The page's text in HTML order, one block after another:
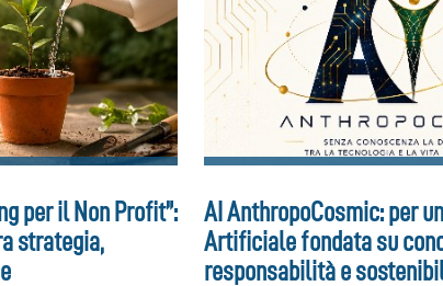
per il Non Profit”:
strategia,
AI AnthropoCosmic: per
Artificiale fondata su
responsabilità e